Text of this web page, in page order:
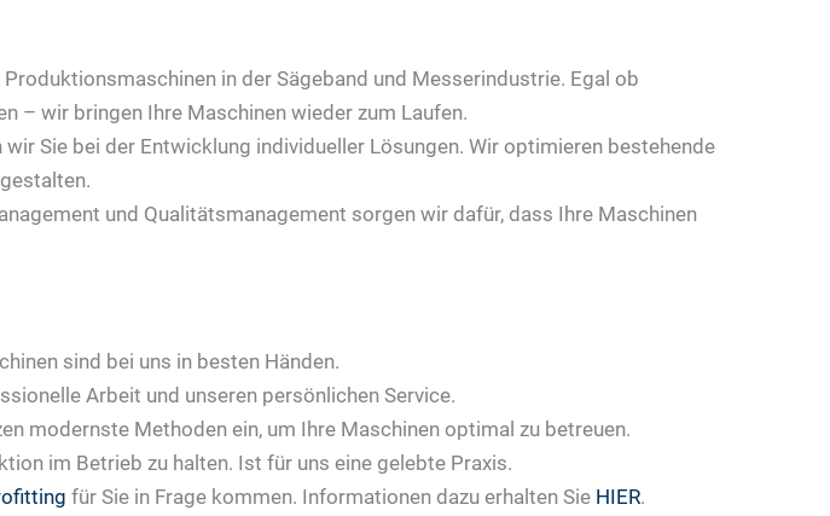
in der Sägeband und Messerindustrie. Egal ob
– wir bringen Ihre Maschinen wieder zum Laufen.
Sie bei der Entwicklung individueller Lösungen. Wir optimieren bestehende
und Qualitätsmanagement sorgen wir dafür, dass Ihre Maschinen
sind bei uns in besten Händen.
Arbeit und unseren persönlichen Service.
modernste Methoden ein, um Ihre Maschinen optimal zu betreuen.
im Betrieb zu halten. Ist für uns eine gelebte Praxis.
für Sie in Frage kommen. Informationen dazu erhalten Sie HIER.